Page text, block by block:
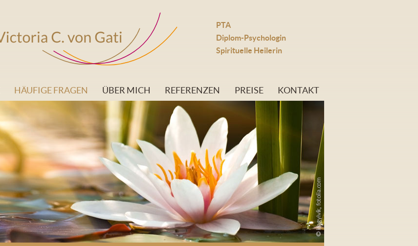
HÄUFIGE FRAGEN ÜBER MICH REFERENZEN PREISE KONTAKT
PTA
Diplom-Psychologin
Spirituelle Heilerin